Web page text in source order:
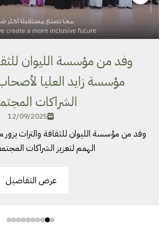
وفد من مؤسسة الليوان
مؤسسة زايد العليا
الشراكات
12/09/2025
وفد من مؤسسة الليوان للثقافة والتراث
الهمم لتعزيز الشراكات
عرض التفاصيل